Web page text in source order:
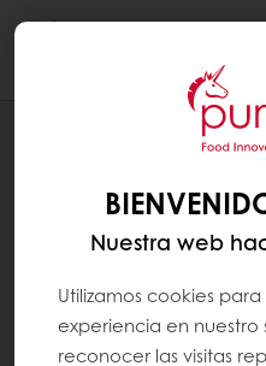
RECETAS
Nuestra web
Utilizamos cookies
experiencia en nuestro
reconocer las visitas